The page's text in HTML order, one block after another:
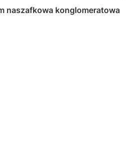
naszafkowa konglomeratowa